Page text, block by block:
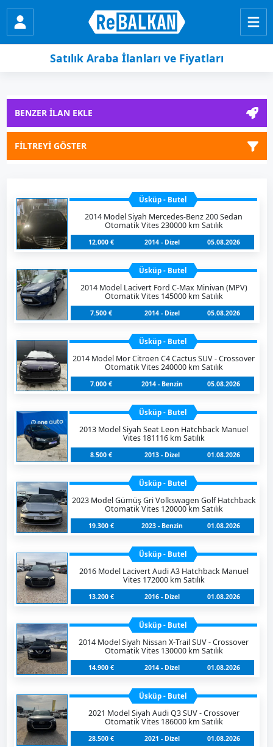
Satılık Araba İlanları ve Fiyatları
BENZER İLAN EKLE
FİLTREYİ GÖSTER
Üsküp - Butel
2014 Model Siyah Mercedes-Benz 200 Sedan
Otomatik Vites 230000 km Satılık
12.000 € 2014 - Dizel 05.08.2026
Üsküp - Butel
2014 Model Lacivert Ford C-Max Minivan (MPV)
Otomatik Vites 145000 km Satılık
7.500 € 2014 - Dizel 05.08.2026
Üsküp - Butel
2014 Model Mor Citroen C4 Cactus SUV - Crossover
Otomatik Vites 240000 km Satılık
7.000 € 2014 - Benzin 05.08.2026
Üsküp - Butel
2013 Model Siyah Seat Leon Hatchback Manuel
Vites 181116 km Satılık
8.500 € 2013 - Dizel 01.08.2026
Üsküp - Butel
2023 Model Gümüş Gri Volkswagen Golf Hatchback
Otomatik Vites 120000 km Satılık
19.300 € 2023 - Benzin 01.08.2026
Üsküp - Butel
2016 Model Lacivert Audi A3 Hatchback Manuel
Vites 172000 km Satılık
13.200 € 2016 - Dizel 01.08.2026
Üsküp - Butel
2014 Model Siyah Nissan X-Trail SUV - Crossover
Otomatik Vites 130000 km Satılık
14.900 € 2014 - Dizel 01.08.2026
Üsküp - Butel
2021 Model Siyah Audi Q3 SUV - Crossover
Otomatik Vites 186000 km Satılık
28.500 € 2021 - Dizel 01.08.2026